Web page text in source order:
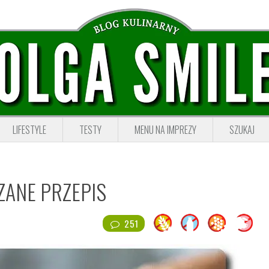
LIFESTYLE TESTY MENU NA IMPREZY SZUKAJ
PRZEPIS
251